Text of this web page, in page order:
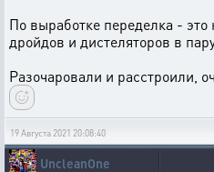
По выработке переделка - это
дройдов и дистеляторов в
Разочаровали и расстроили,
19 Августа 2021 20:08:40
UncleanOne